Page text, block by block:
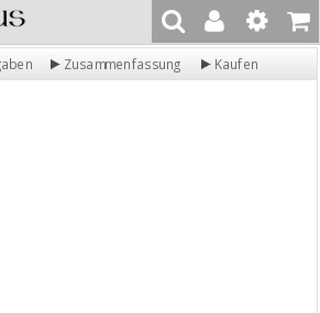
Zusammenfassung Kaufen